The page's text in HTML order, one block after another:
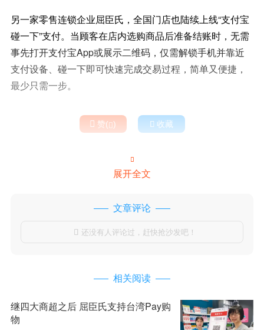
另一家零售连锁企业屈臣氏，全国门店也陆续上线“支付宝
碰一下”支付。当顾客在店内选购商品后准备结账时，无需
事先打开支付宝App或展示二维码，仅需解锁手机并靠近
支付设备、碰一下即可快速完成交易过程，简单又便捷，
最少只需一步。
 赞()  收藏

展开全文
文章评论
 还没有人评论过，赶快抢沙发吧！
相关阅读
继四大商超之后 屈臣氏支持台湾Pay购
物